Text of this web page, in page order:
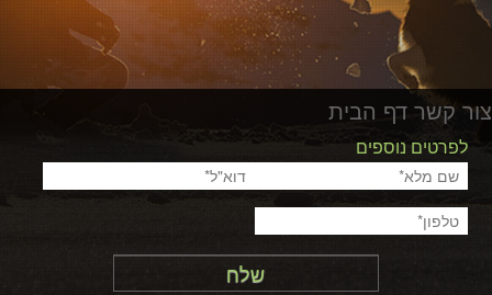
צור קשר דף הבית
לפרטים נוספים
שם מלא* דוא"ל*
טלפון*
שלח